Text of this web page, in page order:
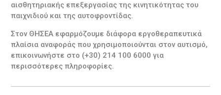
αισθητηριακής επεξεργασίας της κινητικότητας του
παιχνιδιού και της αυτοφροντίδας.
Στον ΘΗΣΕΑ εφαρμόζουμε διάφορα εργοθεραπευτικά
πλαίσια αναφοράς που χρησιμοποιούνται στον αυτισμό,
επικοινωνήστε στο (+30) 214 100 6000 για
περισσότερες πληροφορίες.